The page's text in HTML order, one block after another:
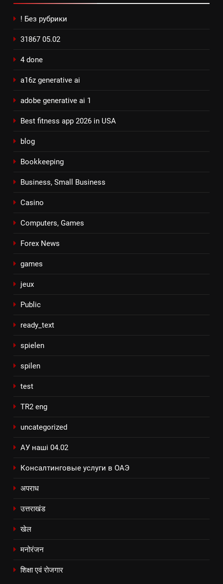
! Без рубрики
31867 05.02
4 done
a16z generative ai
adobe generative ai 1
Best fitness app 2026 in USA
blog
Bookkeeping
Business, Small Business
Casino
Computers, Games
Forex News
games
jeux
Public
ready_text
spielen
spilen
test
TR2 eng
uncategorized
АУ наші 04.02
Консалтинговые услуги в ОАЭ
अपराध
उत्तराखंड
खेल
मनोरंजन
शिक्षा एवं रोजगार